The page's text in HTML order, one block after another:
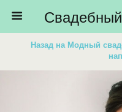
Назад на Модный